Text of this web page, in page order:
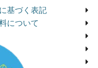
基づく表記
について